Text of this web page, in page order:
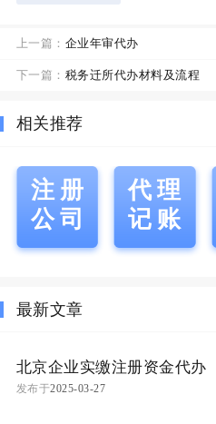
上一篇： 企业年审代办
下一篇： 税务迁所代办材料及流程
相关推荐
注册
公司
代理
记账
最新文章
北京企业实缴注册资金代办
发布于2025-03-27